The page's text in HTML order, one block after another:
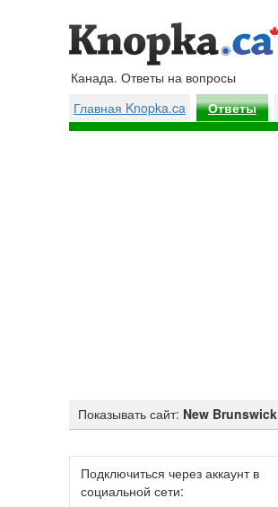
Канада. Ответы на вопросы
Главная Knopka.ca
Ответы
Показывать сайт: New Brunswick
Подключиться через аккаунт в
социальной сети: